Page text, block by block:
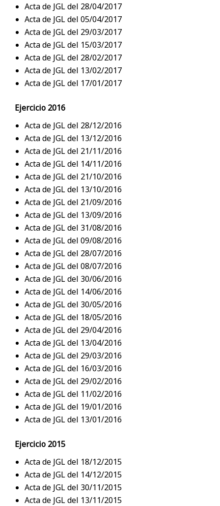
Acta de JGL del 28/04/2017
Acta de JGL del 05/04/2017
Acta de JGL del 29/03/2017
Acta de JGL del 15/03/2017
Acta de JGL del 28/02/2017
Acta de JGL del 13/02/2017
Acta de JGL del 17/01/2017
Ejercicio 2016
Acta de JGL del 28/12/2016
Acta de JGL del 13/12/2016
Acta de JGL del 21/11/2016
Acta de JGL del 14/11/2016
Acta de JGL del 21/10/2016
Acta de JGL del 13/10/2016
Acta de JGL del 21/09/2016
Acta de JGL del 13/09/2016
Acta de JGL del 31/08/2016
Acta de JGL del 09/08/2016
Acta de JGL del 28/07/2016
Acta de JGL del 08/07/2016
Acta de JGL del 30/06/2016
Acta de JGL del 14/06/2016
Acta de JGL del 30/05/2016
Acta de JGL del 18/05/2016
Acta de JGL del 29/04/2016
Acta de JGL del 13/04/2016
Acta de JGL del 29/03/2016
Acta de JGL del 16/03/2016
Acta de JGL del 29/02/2016
Acta de JGL del 11/02/2016
Acta de JGL del 19/01/2016
Acta de JGL del 13/01/2016
Ejercicio 2015
Acta de JGL del 18/12/2015
Acta de JGL del 14/12/2015
Acta de JGL del 30/11/2015
Acta de JGL del 13/11/2015